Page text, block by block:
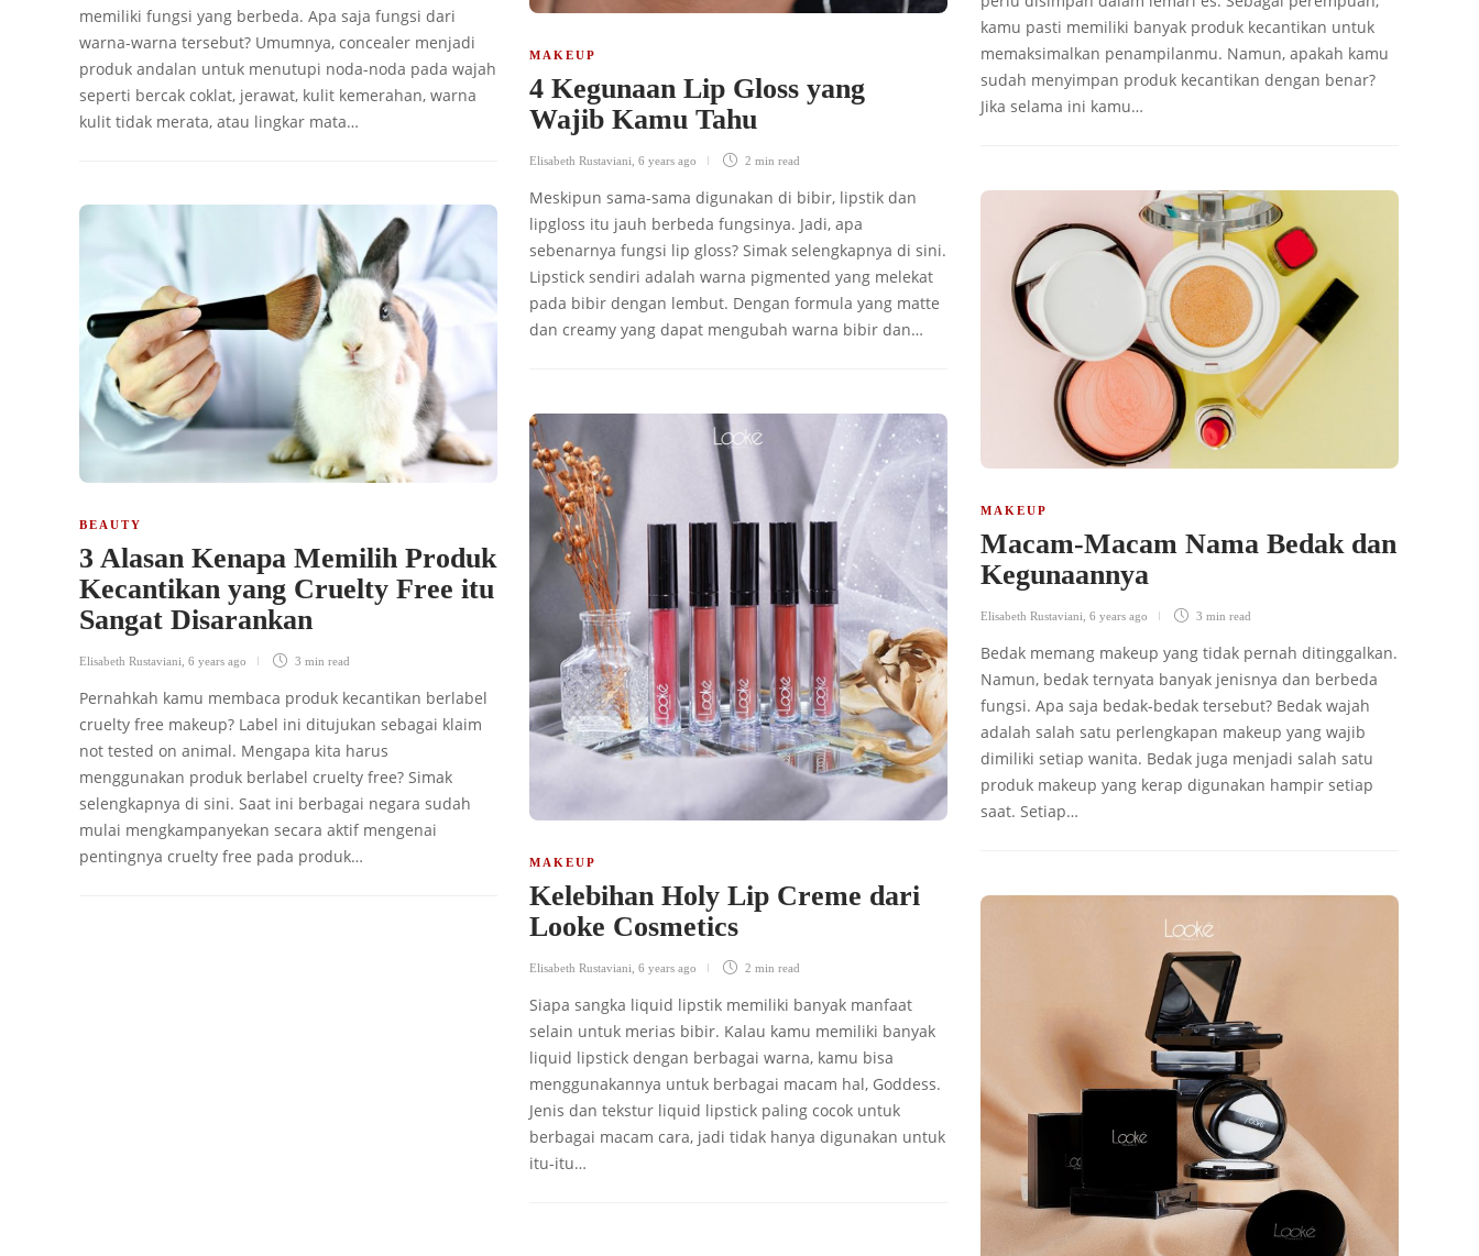
kamu pasti memiliki banyak produk kecantikan untuk
memaksimalkan penampilanmu. Namun, apakah kamu
sudah menyimpan produk kecantikan dengan benar?
Jika selama ini kamu…
memiliki fungsi yang berbeda. Apa saja fungsi dari
warna-warna tersebut? Umumnya, concealer menjadi
produk andalan untuk menutupi noda-noda pada wajah
seperti bercak coklat, jerawat, kulit kemerahan, warna
kulit tidak merata, atau lingkar mata…
MAKEUP
4 Kegunaan Lip Gloss yang
Wajib Kamu Tahu
Elisabeth Rustaviani 6 years ago 2 min read
Meskipun sama-sama digunakan di bibir, lipstik dan
lipgloss itu jauh berbeda fungsinya. Jadi, apa
sebenarnya fungsi lip gloss? Simak selengkapnya di sini.
Lipstick sendiri adalah warna pigmented yang melekat
pada bibir dengan lembut. Dengan formula yang matte
dan creamy yang dapat mengubah warna bibir dan…
MAKEUP
Macam-Macam Nama Bedak dan
Kegunaannya
Elisabeth Rustaviani 6 years ago 3 min read
Bedak memang makeup yang tidak pernah ditinggalkan.
Namun, bedak ternyata banyak jenisnya dan berbeda
fungsi. Apa saja bedak-bedak tersebut? Bedak wajah
adalah salah satu perlengkapan makeup yang wajib
dimiliki setiap wanita. Bedak juga menjadi salah satu
produk makeup yang kerap digunakan hampir setiap
saat. Setiap…
BEAUTY
3 Alasan Kenapa Memilih Produk
Kecantikan yang Cruelty Free itu
Sangat Disarankan
Elisabeth Rustaviani 6 years ago 3 min read
Pernahkah kamu membaca produk kecantikan berlabel
cruelty free makeup? Label ini ditujukan sebagai klaim
not tested on animal. Mengapa kita harus
menggunakan produk berlabel cruelty free? Simak
selengkapnya di sini. Saat ini berbagai negara sudah
mulai mengkampanyekan secara aktif mengenai
pentingnya cruelty free pada produk…
MAKEUP
Kelebihan Holy Lip Creme dari
Looke Cosmetics
Elisabeth Rustaviani 6 years ago 2 min read
Siapa sangka liquid lipstik memiliki banyak manfaat
selain untuk merias bibir. Kalau kamu memiliki banyak
liquid lipstick dengan berbagai warna, kamu bisa
menggunakannya untuk berbagai macam hal, Goddess.
Jenis dan tekstur liquid lipstick paling cocok untuk
berbagai macam cara, jadi tidak hanya digunakan untuk
itu-itu…